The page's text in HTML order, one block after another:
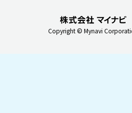
Copyright © Mynavi